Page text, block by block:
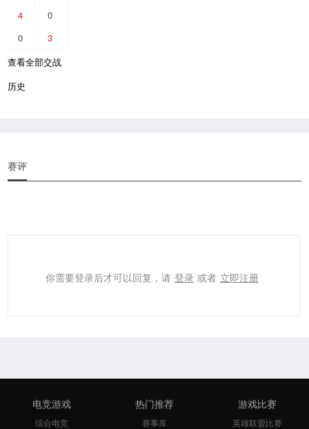
4
0
0
3
查看全部交战
历史
赛评
你需要登录后才可以回复，请 登录 或者 立即注册
电竞游戏
综合电竞
热门推荐
赛事库
游戏比赛
英雄联盟比赛